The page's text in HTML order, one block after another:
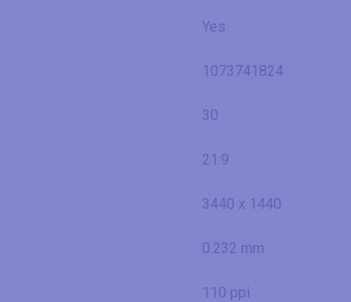
Yes
1073741824
30
21:9
3440 x 1440
0.232 mm
110 ppi